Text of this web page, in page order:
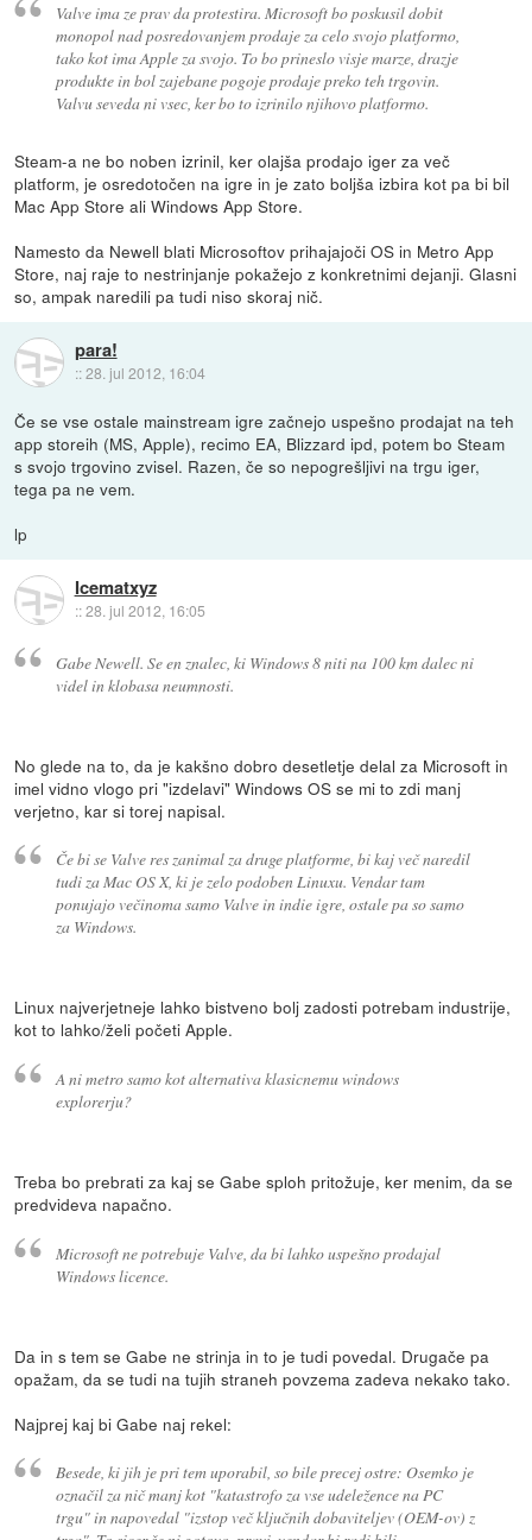
Valve ima ze prav da protestira. Microsoft bo poskusil dobit
monopol nad posredovanjem prodaje za celo svojo platformo,
tako kot ima Apple za svojo. To bo prineslo visje marze, drazje
produkte in bol zajebane pogoje prodaje preko teh trgovin.
Valvu seveda ni vsec, ker bo to izrinilo njihovo platformo.
Steam-a ne bo noben izrinil, ker olajša prodajo iger za več
platform, je osredotočen na igre in je zato boljša izbira kot pa bi bil
Mac App Store ali Windows App Store.
Namesto da Newell blati Microsoftov prihajajoči OS in Metro App
Store, naj raje to nestrinjanje pokažejo z konkretnimi dejanji. Glasni
so, ampak naredili pa tudi niso skoraj nič.
para!
::28. jul 2012, 16:04
Če se vse ostale mainstream igre začnejo uspešno prodajat na teh
app storeih (MS, Apple), recimo EA, Blizzard ipd, potem bo Steam
s svojo trgovino zvisel. Razen, če so nepogrešljivi na trgu iger,
tega pa ne vem.
lp
Icematxyz
::28. jul 2012, 16:05
Gabe Newell. Se en znalec, ki Windows 8 niti na 100 km dalec ni
videl in klobasa neumnosti.
No glede na to, da je kakšno dobro desetletje delal za Microsoft in
imel vidno vlogo pri "izdelavi" Windows OS se mi to zdi manj
verjetno, kar si torej napisal.
Če bi se Valve res zanimal za druge platforme, bi kaj več naredil
tudi za Mac OS X, ki je zelo podoben Linuxu. Vendar tam
ponujajo večinoma samo Valve in indie igre, ostale pa so samo
za Windows.
Linux najverjetneje lahko bistveno bolj zadosti potrebam industrije,
kot to lahko/želi početi Apple.
A ni metro samo kot alternativa klasicnemu windows
explorerju?
Treba bo prebrati za kaj se Gabe sploh pritožuje, ker menim, da se
predvideva napačno.
Microsoft ne potrebuje Valve, da bi lahko uspešno prodajal
Windows licence.
Da in s tem se Gabe ne strinja in to je tudi povedal. Drugače pa
opažam, da se tudi na tujih straneh povzema zadeva nekako tako.
Najprej kaj bi Gabe naj rekel:
Besede, ki jih je pri tem uporabil, so bile precej ostre: Osemko je
označil za nič manj kot "katastrofo za vse udeležence na PC
trgu" in napovedal "izstop več ključnih dobaviteljev (OEM-ov) z